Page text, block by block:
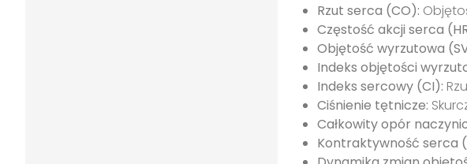
Rzut serca (CO):
Częstość akcji serca
Objętość wyrzutowa
Indeks objętości
Indeks sercowy (CI):
Ciśnienie tętnicze:
Całkowity opór
Kontraktywność serca